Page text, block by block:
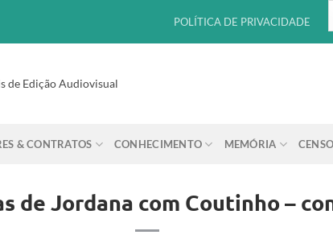
POLÍTICA DE PRIVACIDADE
de Edição Audiovisual
& CONTRATOS CONHECIMENTO MEMÓRIA CENSO
de Jordana com Coutinho –